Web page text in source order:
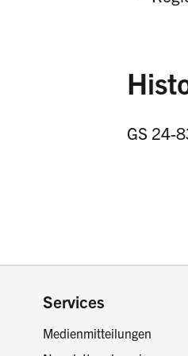
GS 24-
Footer
Services
Medienmitteilungen